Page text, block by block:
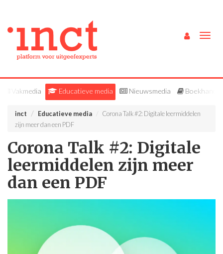
Vakmedia Educatieve media Nieuwsmedia Boekhandel
inct Educatieve media
Corona Talk #2: Digitale leermiddelen
zijn meer dan een PDF
Corona Talk #2: Digitale
leermiddelen zijn meer
dan een PDF